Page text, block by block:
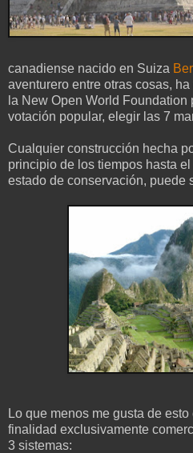
canadiense nacido en Suiza
aventurero entre otras cosas,
la New Open World Foundation
votación popular, elegir las 7
Cualquier construcción hecha
principio de los tiempos hasta
estado de conservación, puede
Lo que menos me gusta de
finalidad exclusivamente
3 sistemas: